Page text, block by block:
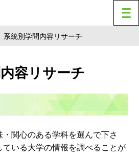
系統別学問内容リサーチ
容リサーチ
関心のある学科を選んで下さ
ている大学の情報を調べることが